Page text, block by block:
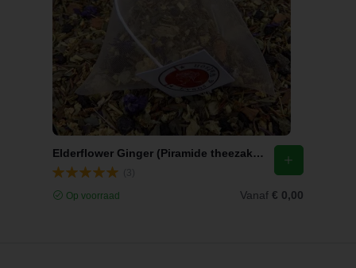
Elderflower Ginger (Piramide theezakjes)
Op voorraad Vanaf € 0,00